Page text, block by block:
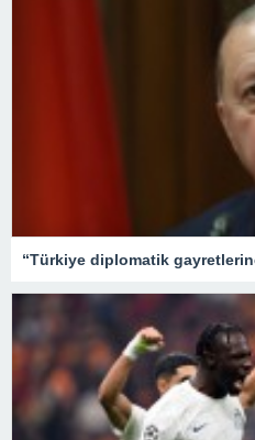
“Türkiye diplomatik